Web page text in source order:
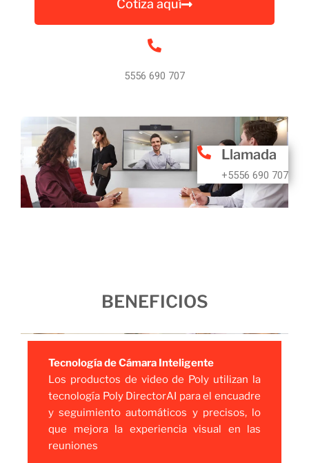
Cotiza aquí
5556 690 707
Llamada
+5556 690 707
BENEFICIOS
Tecnología de Cámara Inteligente
Los productos de video de Poly utilizan la
tecnología Poly DirectorAI para el encuadre
y seguimiento automáticos y precisos, lo
que mejora la experiencia visual en las
reuniones